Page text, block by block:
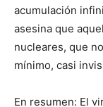
acumulación
asesina que
nucleares, que
mínimo, casi
En resumen: El